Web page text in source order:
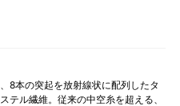
8本の突起を放射線状に配列したタ
テル繊維。従来の中空糸を超える、